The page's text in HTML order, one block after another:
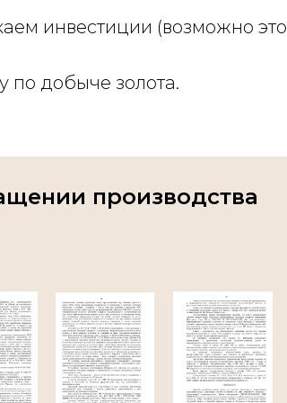
инвестиции (возможно это
по добыче золота.
производства